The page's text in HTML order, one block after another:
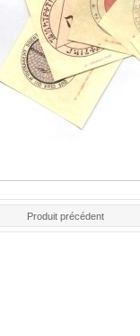
Produit précédent